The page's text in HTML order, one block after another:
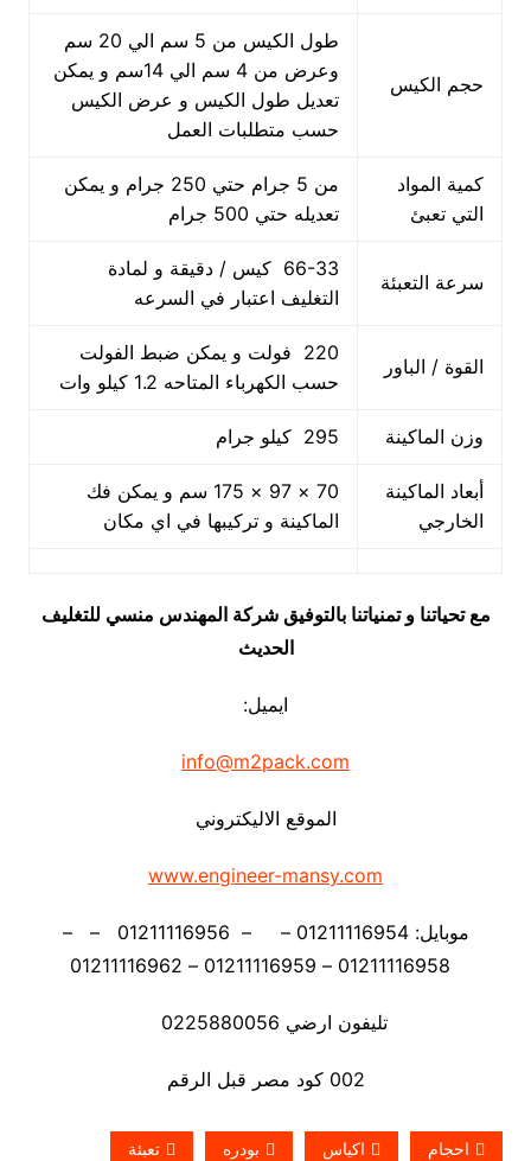
حجم الكيس
طول الكيس من 5 سم الي 20 سم
وعرض من 4 سم الي 14سم و يمكن
تعديل طول الكيس و عرض الكيس
حسب متطلبات العمل
كمية المواد
التي تعبئ
من 5 جرام حتي 250 جرام و يمكن
تعديله حتي 500 جرام
سرعة التعبئة
66-33 كيس / دقيقة و لمادة
التغليف اعتبار في السرعه
القوة / الباور
220 فولت و يمكن ضبط الفولت
حسب الكهرباء المتاحه 1.2 كيلو وات
وزن الماكينة 295 كيلو جرام
أبعاد الماكينة
الخارجي
70 × 97 × 175 سم و يمكن فك
الماكينة و تركيبها في اي مكان
مع تحياتنا و تمنياتنا بالتوفيق شركة المهندس منسي للتغليف
الحديث
ايميل:
info@m2pack.com
الموقع الاليكتروني
www.engineer-mansy.com
موبايل: 01211116954 – – 01211116956 – –
تليفون ارضي 0225880056
002 كود مصر قبل الرقم
احجام اكياس بودره تعبئة